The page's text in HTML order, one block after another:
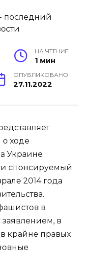
НА ЧТЕНИЕ
1 мин
ОПУБЛИКОВАНО
27.11.2022
ходе
Украине
спонсируемый
2014 года
в
в
крайне правых